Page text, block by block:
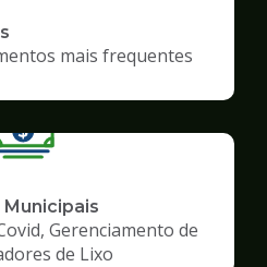
mais frequentes
Gerenciamento de
de Lixo